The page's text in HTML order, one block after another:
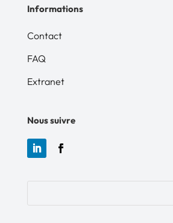
Informations
Contact
FAQ
Extranet
Nous suivre